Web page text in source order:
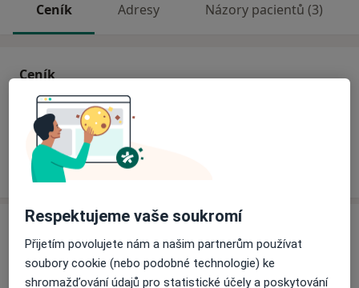
Ceník Adresy Názory pacientů (3)
Ceník
Informace o službách a cenách nejsou k dispozici
Tento specialista ještě nepřidával žádné informace o
svých službách.
Adresa
Praktický lékař
Sadová 933, Podivín69145
Respektujeme vaše soukromí
Přijetím povolujete nám a našim partnerům používat
soubory cookie (nebo podobné technologie) ke
shromažďování údajů pro statistické účely a poskytování